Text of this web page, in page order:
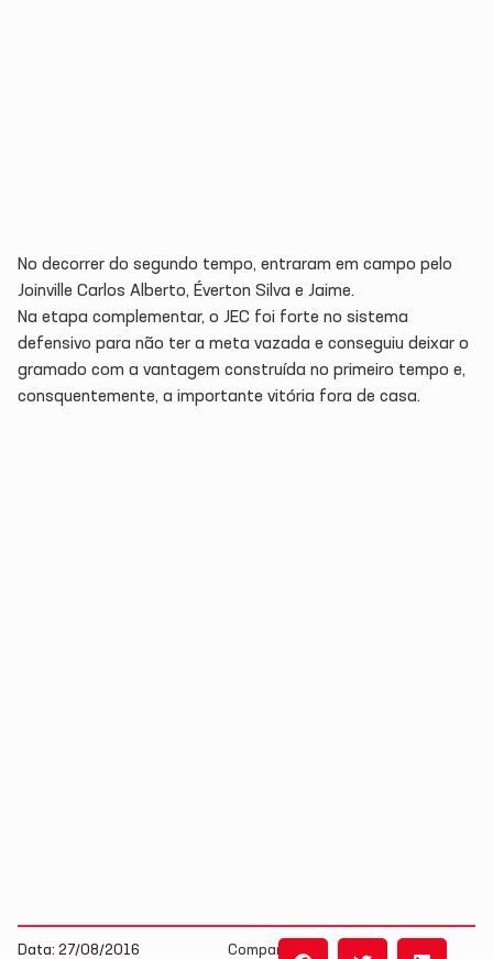
No decorrer do segundo tempo, entraram em campo pelo
Joinville Carlos Alberto, Éverton Silva e Jaime.
Na etapa complementar, o JEC foi forte no sistema
defensivo para não ter a meta vazada e conseguiu deixar o
gramado com a vantagem construída no primeiro tempo e,
consquentemente, a importante vitória fora de casa.
Data: 27/08/2016 Compartilhe: